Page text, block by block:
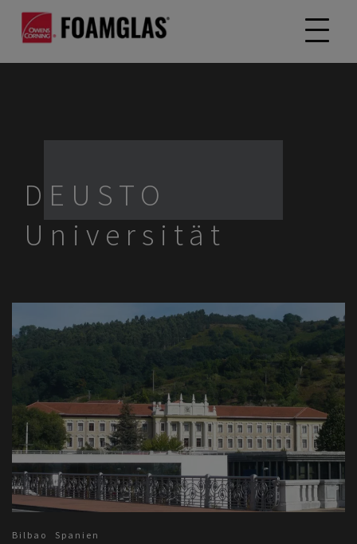
DEUSTO
Universität
Bilbao Spanien